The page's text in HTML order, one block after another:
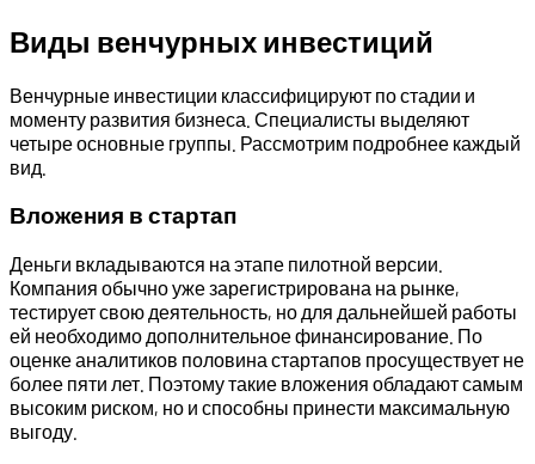
Виды венчурных инвестиций
Венчурные инвестиции классифицируют по стадии и
моменту развития бизнеса. Специалисты выделяют
четыре основные группы. Рассмотрим подробнее каждый
вид.
Вложения в стартап
Деньги вкладываются на этапе пилотной версии.
Компания обычно уже зарегистрирована на рынке,
тестирует свою деятельность, но для дальнейшей работы
ей необходимо дополнительное финансирование. По
оценке аналитиков половина стартапов просуществует не
более пяти лет. Поэтому такие вложения обладают самым
высоким риском, но и способны принести максимальную
выгоду.